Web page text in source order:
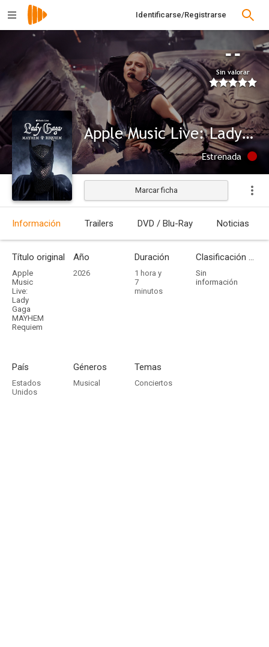
Identificarse/Registrarse
--
Sin valorar
Apple Music Live: Lady Gaga MAYHEM Requiem
Estrenada
Marcar ficha
Información Trailers DVD / Blu-Ray Noticias
Título original
Apple
Music
Live:
Lady
Gaga
MAYHEM
Requiem
Año
2026
Duración
1 hora y
7
minutos
Clasificación por edades
Sin
información
País
Estados
Unidos
Géneros
Musical
Temas
Conciertos